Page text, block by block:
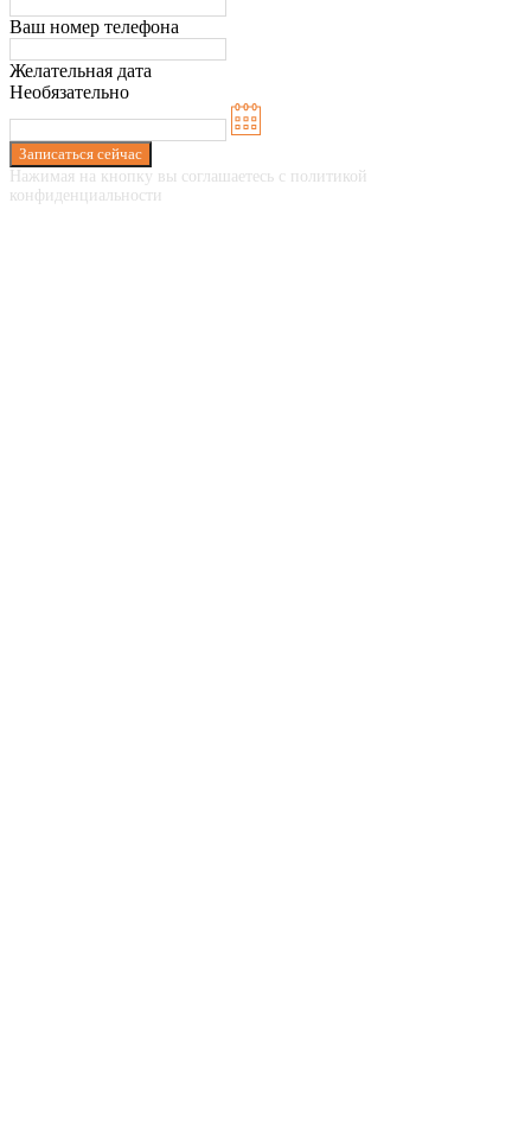
Ваш номер телефона
Желательная дата
Необязательно
Записаться сейчас
Нажимая на кнопку вы соглашаетесь с политикой
конфиденциальности